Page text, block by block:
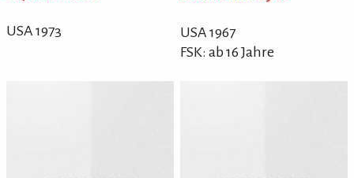
USA 1973
USA 1967
FSK: ab 16 Jahre